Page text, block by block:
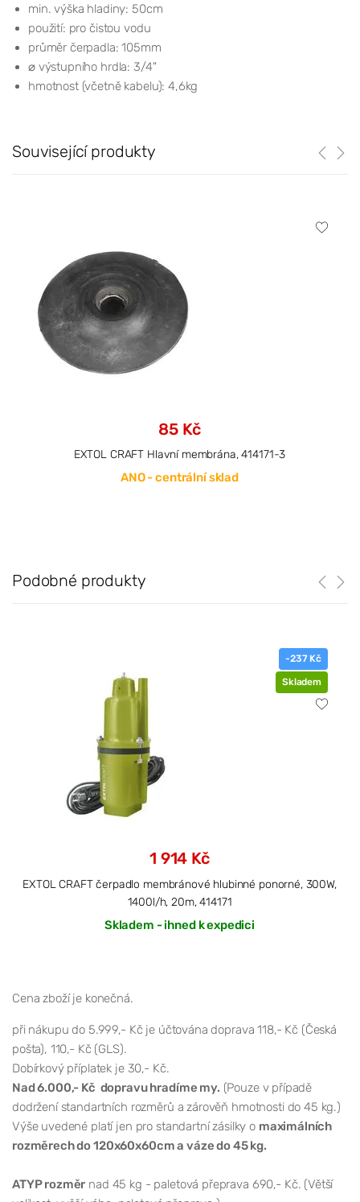
min. výška hladiny: 50cm
použití: pro čistou vodu
průměr čerpadla: 105mm
⌀ výstupního hrdla: 3/4"
hmotnost (včetně kabelu): 4,6kg
Související produkty
85 Kč
EXTOL CRAFT Hlavní membrána, 414171-3
ANO - centrální sklad
Podobné produkty
-237 Kč
Skladem
1 914 Kč
EXTOL CRAFT čerpadlo membránové hlubinné ponorné, 300W,
1400l/h, 20m, 414171
Skladem - ihned k expedici
Cena zboží je konečná.
při nákupu do 5.999,- Kč je účtována doprava 118,- Kč (Česká
pošta), 110,- Kč (GLS).
Dobírkový příplatek je 30,- Kč.
Nad 6.000,- Kč dopravu hradíme my. (Pouze v případě
dodržení standartních rozměrů a zárověň hmotnosti do 45 kg.)
Výše uvedené platí jen pro standartní zásilky o maximálních
rozměrech do 120x60x60cm a váze do 45 kg.
ATYP rozměr nad 45 kg - paletová přeprava 690,- Kč. (Větší